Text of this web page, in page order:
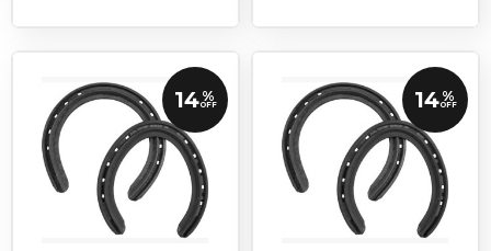
14 %
OFF 14 %
OFF